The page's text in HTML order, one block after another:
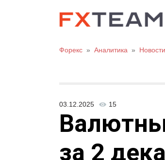
Форекс » Аналитика »
03.12.2025 15
за 2